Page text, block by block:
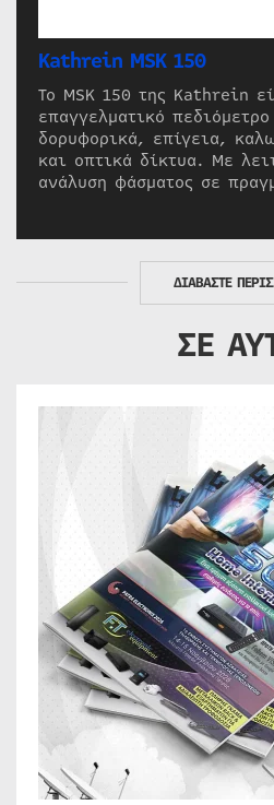
Kathrein MSK 150
Το MSK 150 της Kathrein
επαγγελματικό
δορυφορικά, επίγεια,
και οπτικά δίκτυα. Με
ανάλυση φάσματος σε
ΔΙΑΒΑΣΤΕ
ΣΕ